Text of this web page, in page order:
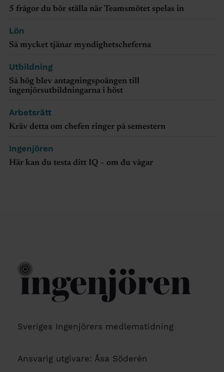
5 frågor du bör ställa när Teamsmötet spelas in
Lön
Så mycket tjänar myndighetscheferna
Utbildning
Så hög blev antagningspoängen till
ingenjörsutbildningarna i höst
Arbetsrätt
Kräv detta om chefen ringer på semestern
Ingenjören
Här kan du testa ditt IQ – om du vågar
Sveriges Ingenjörers medlemstidning
Ansvarig utgivare: Åsa Söderén